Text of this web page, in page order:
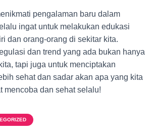
pengalaman baru dalam
ingat untuk melakukan edukasi
dan orang-orang di sekitar kita.
dan trend yang ada bukan hanya
tapi juga untuk menciptakan
sehat dan sadar akan apa yang kita
mencoba dan sehat selalu!